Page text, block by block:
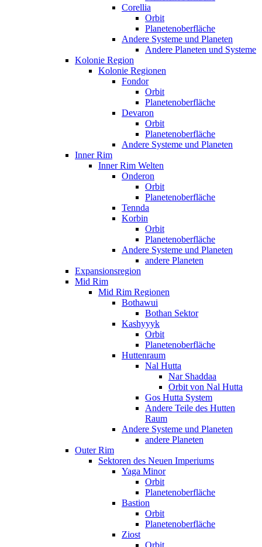
Corellia
Orbit
Planetenoberfläche
Andere Systeme und Planeten
Andere Planeten und Systeme
Kolonie Region
Kolonie Regionen
Fondor
Orbit
Planetenoberfläche
Devaron
Orbit
Planetenoberfläche
Andere Systeme und Planeten
Inner Rim
Inner Rim Welten
Onderon
Orbit
Planetenoberfläche
Tennda
Korbin
Orbit
Planetenoberfläche
Andere Systeme und Planeten
andere Planeten
Expansionsregion
Mid Rim
Mid Rim Regionen
Bothawui
Bothan Sektor
Kashyyyk
Orbit
Planetenoberfläche
Huttenraum
Nal Hutta
Nar Shaddaa
Orbit von Nal Hutta
Gos Hutta System
Andere Teile des Hutten
Raum
Andere Systeme und Planeten
andere Planeten
Outer Rim
Sektoren des Neuen Imperiums
Yaga Minor
Orbit
Planetenoberfläche
Bastion
Orbit
Planetenoberfläche
Ziost